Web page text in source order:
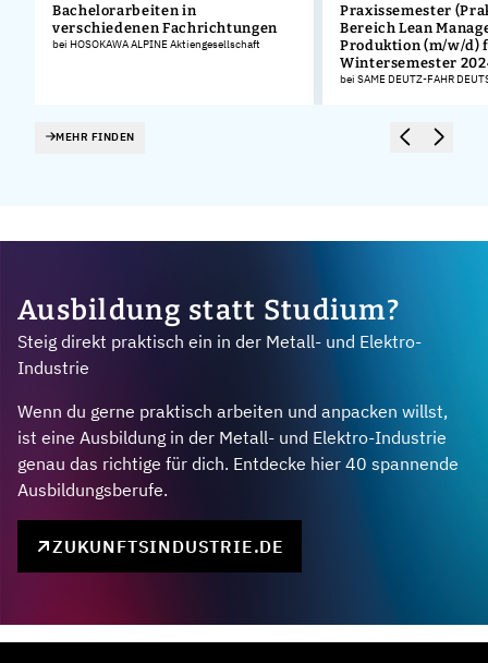
Bachelorarbeiten in
verschiedenen Fachrichtungen
bei HOSOKAWA ALPINE Aktiengesellschaft
Praxissemester
Bereich Lean
Produktion (m/w/d)
Wintersemester
bei SAME DEUTZ-FAHR
MEHR FINDEN
Ausbildung statt Studium?
Steig direkt praktisch ein in der Metall- und Elektro-
Industrie
Wenn du gerne praktisch arbeiten und anpacken willst,
ist eine Ausbildung in der Metall- und Elektro-Industrie
genau das richtige für dich. Entdecke hier 40 spannende
Ausbildungsberufe.
ZUKUNFTSINDUSTRIE.DE